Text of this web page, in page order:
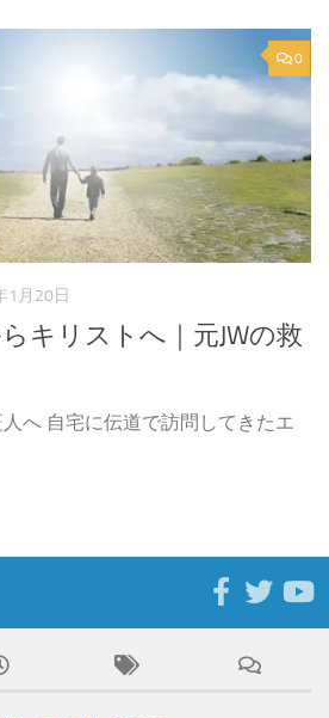
0
1月20日
キリストへ｜元JWの救
へ 自宅に伝道で訪問してきたエ